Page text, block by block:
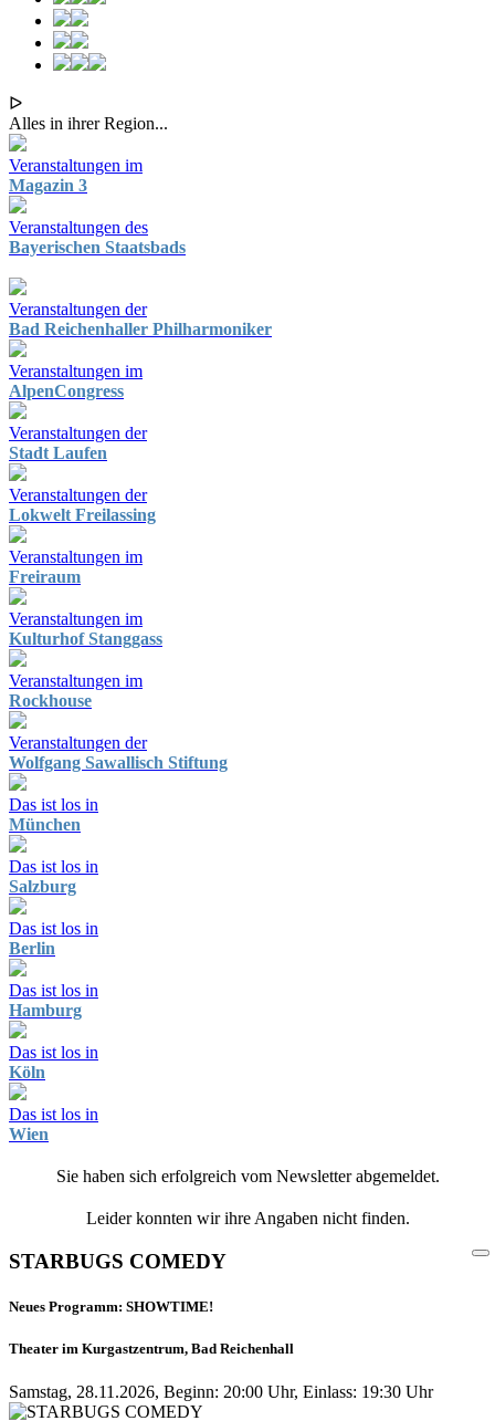
ᐅ
Alles in ihrer Region...
Veranstaltungen im
Magazin 3
Veranstaltungen des
Bayerischen Staatsbads
Veranstaltungen der
Bad Reichenhaller Philharmoniker
Veranstaltungen im
AlpenCongress
Veranstaltungen der
Stadt Laufen
Veranstaltungen der
Lokwelt Freilassing
Veranstaltungen im
Freiraum
Veranstaltungen im
Kulturhof Stanggass
Veranstaltungen im
Rockhouse
Veranstaltungen der
Wolfgang Sawallisch Stiftung
Das ist los in
München
Das ist los in
Salzburg
Das ist los in
Berlin
Das ist los in
Hamburg
Das ist los in
Köln
Das ist los in
Wien
Sie haben sich erfolgreich vom Newsletter abgemeldet.
Leider konnten wir ihre Angaben nicht finden.
STARBUGS COMEDY
Neues Programm: SHOWTIME!
Theater im Kurgastzentrum, Bad Reichenhall
Samstag, 28.11.2026, Beginn: 20:00 Uhr, Einlass: 19:30 Uhr